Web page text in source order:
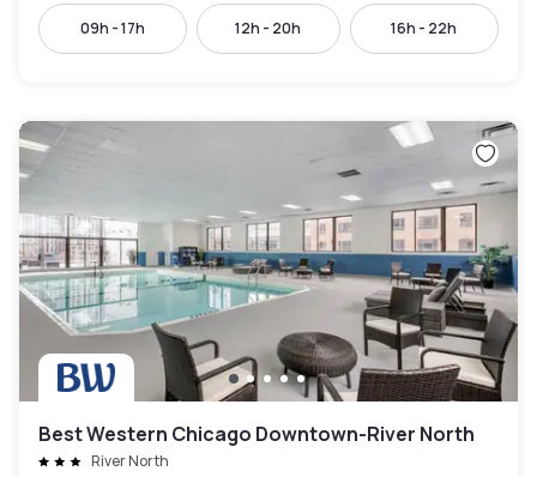
09h - 17h 12h - 20h 16h - 22h
Best Western Chicago Downtown-River North
River North